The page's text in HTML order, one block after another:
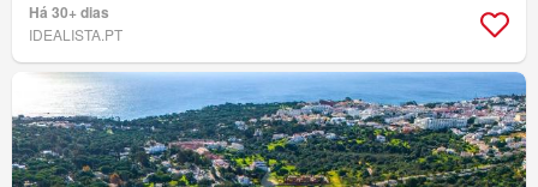
Há 30+ dias
IDEALISTA.PT